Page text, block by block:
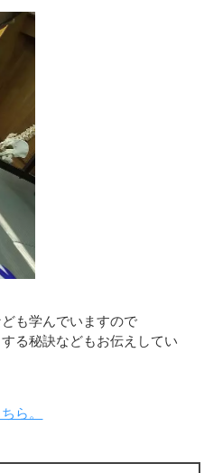
も学んでいますので
る秘訣などもお伝えしてい
ら。